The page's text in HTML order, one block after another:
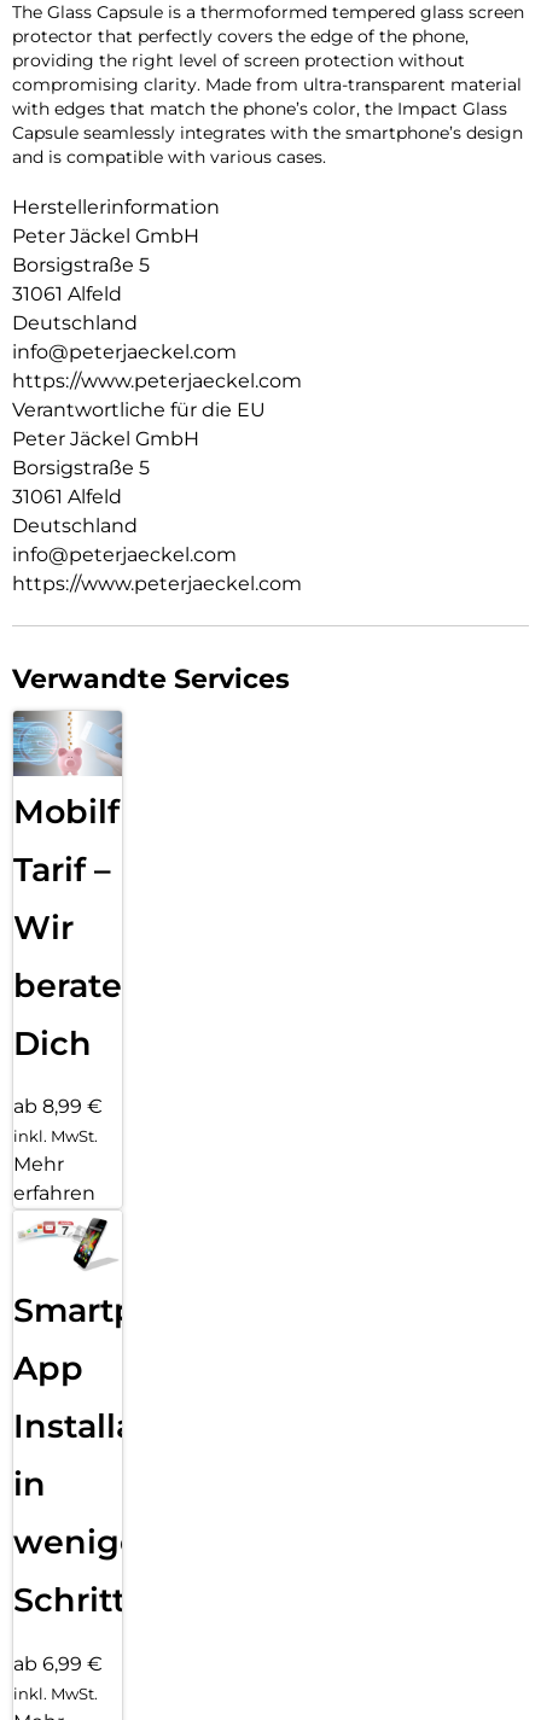
The Glass Capsule is a thermoformed tempered glass screen
protector that perfectly covers the edge of the phone,
providing the right level of screen protection without
compromising clarity. Made from ultra-transparent material
with edges that match the phone’s color, the Impact Glass
Capsule seamlessly integrates with the smartphone’s design
and is compatible with various cases.
Herstellerinformation
Peter Jäckel GmbH
Borsigstraße 5
31061 Alfeld
Deutschland
info@peterjaeckel.com
https://www.peterjaeckel.com
Verantwortliche für die EU
Peter Jäckel GmbH
Borsigstraße 5
31061 Alfeld
Deutschland
info@peterjaeckel.com
https://www.peterjaeckel.com
Verwandte Services
Mobilfunk
Tarif –
Wir
beraten
Dich
ab 8,99 €
inkl. MwSt.
Mehr
erfahren
Smartphone
App
Installation
in
wenigen
Schritten
ab 6,99 €
inkl. MwSt.